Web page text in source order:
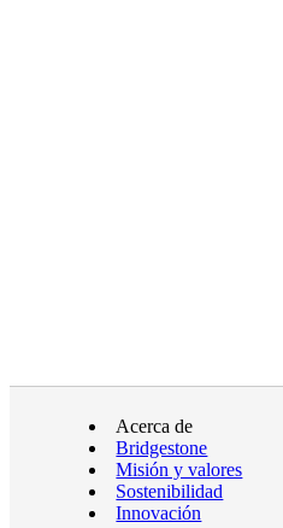
Acerca de
Bridgestone
Misión y valores
Sostenibilidad
Innovación